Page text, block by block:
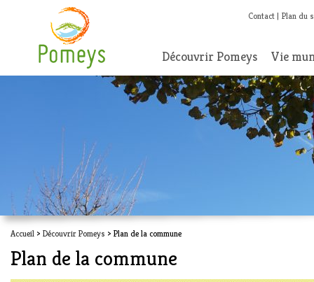
Contact Plan du
Découvrir Pomeys Vie
Accueil > Découvrir Pomeys > Plan de la commune
Plan de la commune